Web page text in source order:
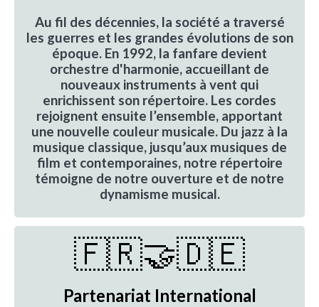
Au fil des décennies, la société a traversé
les guerres et les grandes évolutions de son
époque. En 1992, la fanfare devient
orchestre d'harmonie, accueillant de
nouveaux instruments à vent qui
enrichissent son répertoire. Les cordes
rejoignent ensuite l’ensemble, apportant
une nouvelle couleur musicale. Du jazz à la
musique classique, jusqu’aux musiques de
film et contemporaines, notre répertoire
témoigne de notre ouverture et de notre
dynamisme musical.
🇫🇷🤝🇩🇪
Partenariat International